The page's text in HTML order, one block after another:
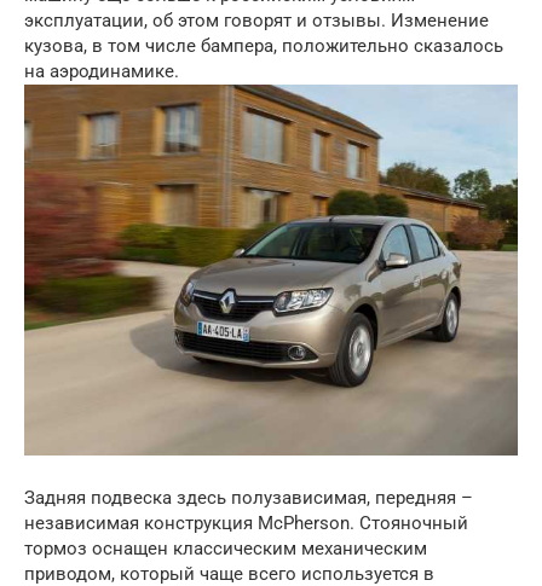
эксплуатации, об этом говорят и отзывы. Изменение
кузова, в том числе бампера, положительно сказалось
на аэродинамике.
Задняя подвеска здесь полузависимая, передняя –
независимая конструкция McPherson. Стояночный
тормоз оснащен классическим механическим
приводом, который чаще всего используется в